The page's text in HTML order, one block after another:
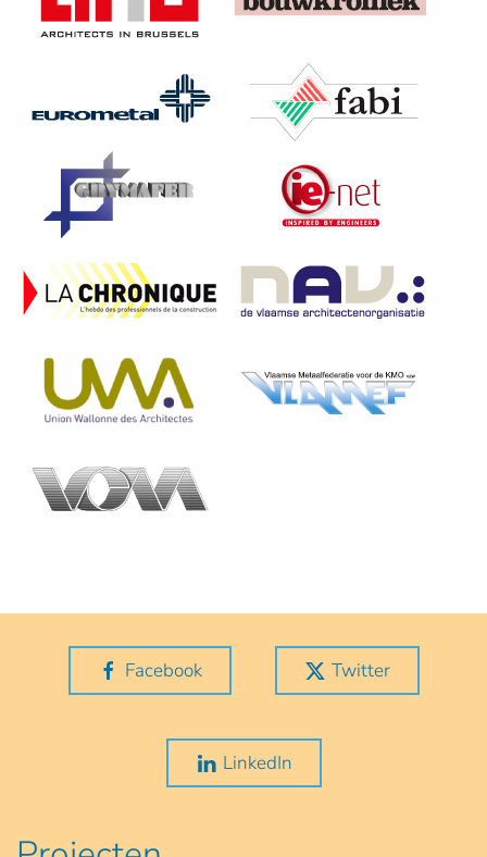
Facebook Twitter
LinkedIn